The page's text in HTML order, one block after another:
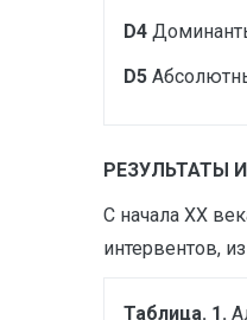
D4
D5
РЕЗУЛЬТАТЫ
С начала XX
интервентов,
Таблица. 1.